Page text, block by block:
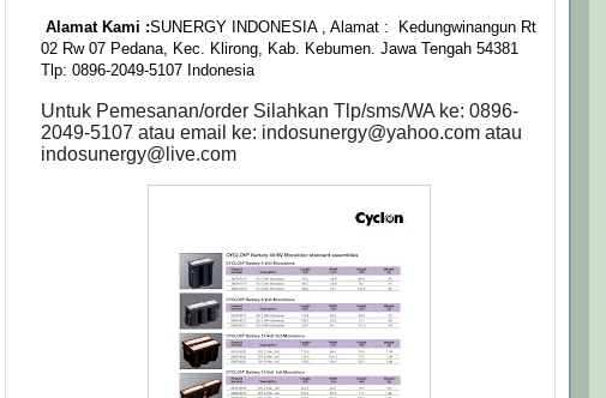
Alamat Kami :SUNERGY INDONESIA , Alamat : Kedungwinangun Rt
02 Rw 07 Pedana, Kec. Klirong, Kab. Kebumen. Jawa Tengah 54381
Tlp: 0896-2049-5107 Indonesia
Untuk Pemesanan/order Silahkan Tlp/sms/WA ke: 0896-
2049-5107 atau email ke: indosunergy@yahoo.com atau
indosunergy@live.com